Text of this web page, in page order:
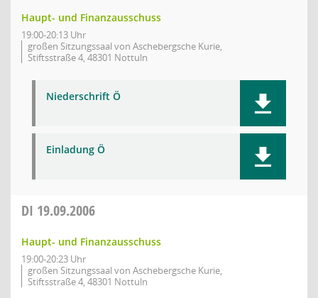
Haupt- und Finanzausschuss
19:00-20:13 Uhr
großen Sitzungssaal von Aschebergsche Kurie,
Stiftsstraße 4, 48301 Nottuln
Niederschrift Ö
Einladung Ö
DI 19.09.2006
Haupt- und Finanzausschuss
19:00-20:23 Uhr
großen Sitzungssaal von Aschebergsche Kurie,
Stiftsstraße 4, 48301 Nottuln